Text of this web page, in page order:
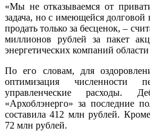
«Мы не отказываемся от
задача, но с имеющейся
продать только за бесценок, –
миллионов рублей за пакет
энергетических компаний
По его словам, для
оптимизация численности
управленческие расходы.
«Архоблэнерго» за последние
составила 412 млн рублей.
72 млн рублей.